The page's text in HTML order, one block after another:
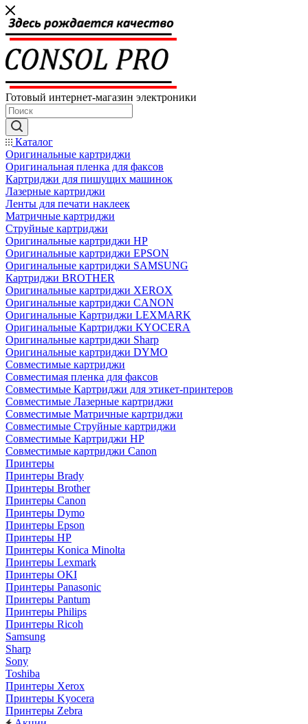
Готовый интернет-магазин электроники
Каталог
Оригинальные картриджи
Оригинальная пленка для факсов
Картриджи для пишущих машинок
Лазерные картриджи
Ленты для печати наклеек
Матричные картриджи
Струйные картриджи
Оригинальные картриджи HP
Оригинальные картриджи EPSON
Оригинальные картриджи SAMSUNG
Картриджи BROTHER
Оригинальные картриджи XEROX
Оригинальные картриджи CANON
Оригинальные Картриджи LEXMARK
Оригинальные Картриджи KYOCERA
Оригинальные картриджи Sharp
Оригинальные картриджи DYMO
Совместимые картриджи
Совместимая пленка для факсов
Совместимые Картриджи для этикет-принтеров
Совместимые Лазерные картриджи
Совместимые Матричные картриджи
Совместимые Струйные картриджи
Совместимые Картриджи HP
Совместимые картриджи Canon
Принтеры
Принтеры Brady
Принтеры Brother
Принтеры Canon
Принтеры Dymo
Принтеры Epson
Принтеры HP
Принтеры Konica Minolta
Принтеры Lexmark
Принтеры OKI
Принтеры Panasonic
Принтеры Pantum
Принтеры Philips
Принтеры Ricoh
Samsung
Sharp
Sony
Toshiba
Принтеры Xerox
Принтеры Kyocera
Принтеры Zebra